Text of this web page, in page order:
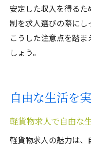
安定した収入を得る
制を求人選びの際にし
こうした注意点を踏
しょう。
自由な生活を
軽貨物求人で自由な
軽貨物求人の魅力は